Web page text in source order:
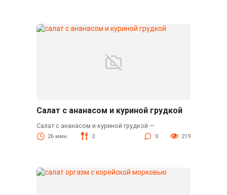
Салат с ананасом и куриной грудкой
Салат с ананасом и куриной грудкой —
26 мин. 2 0 219